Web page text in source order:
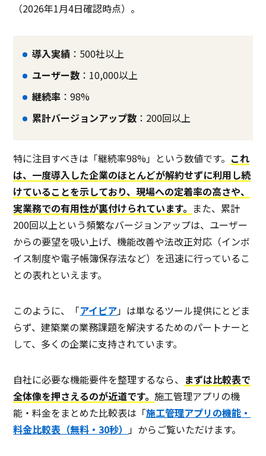
（2026年1月4日確認時点）。
導入実績 ：500社以上
ユーザー数 ：10,000以上
継続率 ：98%
累計バージョンアップ数 ：200回以上
特に注目すべきは「継続率98%」という数値です。 これ
は、一度導入した企業のほとんどが解約せずに利用し続
けていることを示しており、現場への定着率の高さや、
実業務での有用性が裏付けられています。 また、累計
200回以上という頻繁なバージョンアップは、ユーザー
からの要望を吸い上げ、機能改善や法改正対応（インボ
イス制度や電子帳簿保存法など）を迅速に行っているこ
との表れといえます。
このように、「アイピア」は単なるツール提供にとどま
らず、建築業の業務課題を解決するためのパートナーと
して、多くの企業に支持されています。
自社に必要な機能要件を整理するなら、 まずは比較表で
全体像を押さえるのが近道です。施工管理アプリの機
能・料金をまとめた比較表は「施工管理アプリの機能・
料金比較表（無料・30秒）
」からご覧いただけます。